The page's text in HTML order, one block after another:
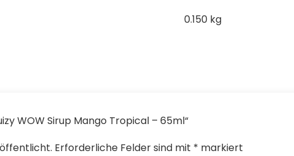
0.150 kg
WOW Sirup Mango Tropical – 65ml“
Erforderliche Felder sind mit * markiert